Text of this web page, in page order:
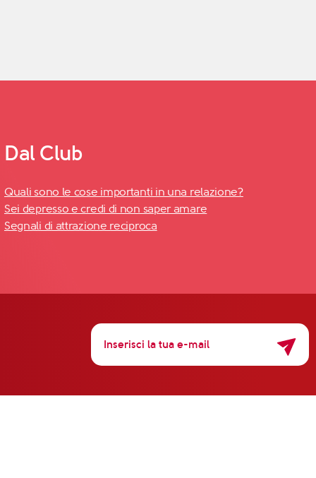
Dal Club
Quali sono le cose importanti in una relazione?
Sei depresso e credi di non saper amare
Segnali di attrazione reciproca